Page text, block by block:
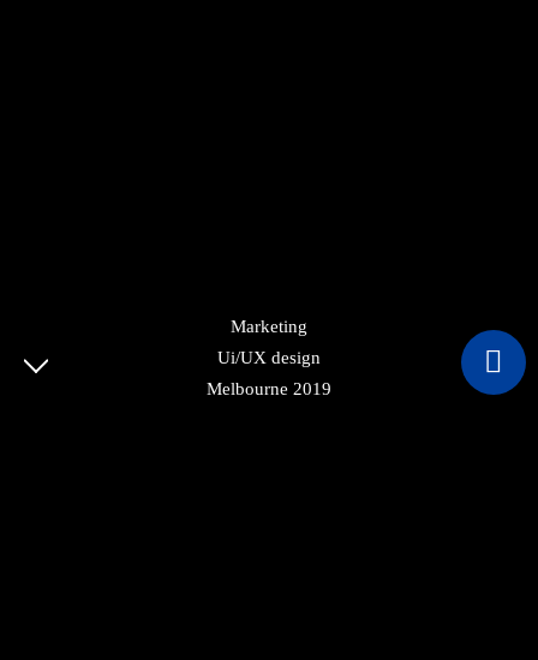
Marketing
Ui/UX design
Melbourne 2019
© COPYRIGHT 2022 CVBUILDSA. ALL RIGHTS
RESERVED.